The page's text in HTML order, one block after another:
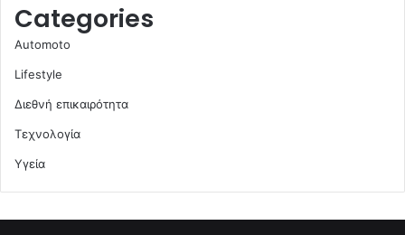
Categories
Automoto
Lifestyle
Διεθνή επικαιρότητα
Τεχνολογία
Υγεία